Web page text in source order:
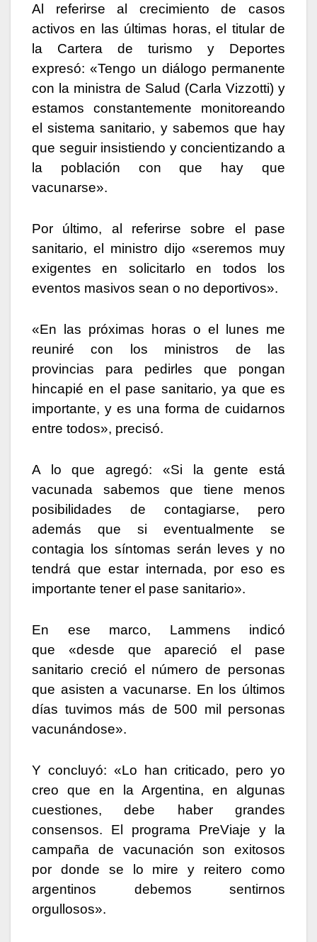
Al referirse al crecimiento de casos
activos en las últimas horas, el titular de
la Cartera de turismo y Deportes
expresó: «Tengo un diálogo permanente
con la ministra de Salud (Carla Vizzotti) y
estamos constantemente monitoreando
el sistema sanitario, y sabemos que hay
que seguir insistiendo y concientizando a
la población con que hay que
vacunarse».
Por último, al referirse sobre el pase
sanitario, el ministro dijo «seremos muy
exigentes en solicitarlo en todos los
eventos masivos sean o no deportivos».
«En las próximas horas o el lunes me
reuniré con los ministros de las
provincias para pedirles que pongan
hincapié en el pase sanitario, ya que es
importante, y es una forma de cuidarnos
entre todos», precisó.
A lo que agregó: «Si la gente está
vacunada sabemos que tiene menos
posibilidades de contagiarse, pero
además que si eventualmente se
contagia los síntomas serán leves y no
tendrá que estar internada, por eso es
importante tener el pase sanitario».
En ese marco, Lammens indicó
que «desde que apareció el pase
sanitario creció el número de personas
que asisten a vacunarse. En los últimos
días tuvimos más de 500 mil personas
vacunándose».
Y concluyó: «Lo han criticado, pero yo
creo que en la Argentina, en algunas
cuestiones, debe haber grandes
consensos. El programa PreViaje y la
campaña de vacunación son exitosos
por donde se lo mire y reitero como
argentinos debemos sentirnos
orgullosos».